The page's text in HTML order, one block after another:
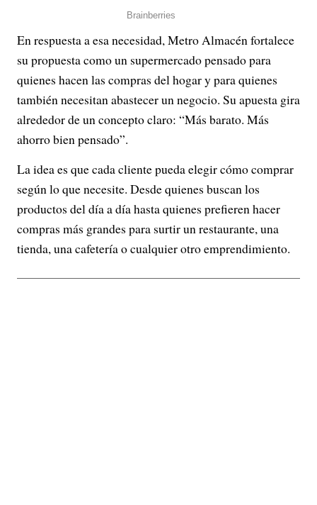
En respuesta a esa necesidad, Metro Almacén fortalece
su propuesta como un supermercado pensado para
quienes hacen las compras del hogar y para quienes
también necesitan abastecer un negocio. Su apuesta gira
alrededor de un concepto claro: “Más barato. Más
ahorro bien pensado”.
La idea es que cada cliente pueda elegir cómo comprar
según lo que necesite. Desde quienes buscan los
productos del día a día hasta quienes prefieren hacer
compras más grandes para surtir un restaurante, una
tienda, una cafetería o cualquier otro emprendimiento.